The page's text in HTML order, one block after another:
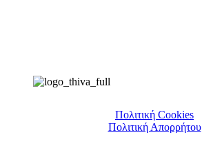
Πολιτική Cookies
Πολιτική Απορρήτου